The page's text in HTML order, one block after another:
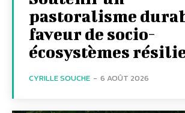
pastoralisme
faveur de socio-
écosystèmes
CYRILLE SOUCHE - 6 AOÛT 2026